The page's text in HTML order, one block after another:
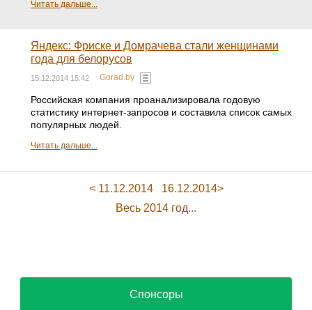
Читать дальше...
Яндекс: Фриске и Домрачева стали женщинами
года для белорусов
15.12.2014 15:42 Gorad.by
Российская компания проанализировала годовую
статистику интернет-запросов и составила список самых
популярных людей.
Читать дальше...
< 11.12.2014
16.12.2014>
Весь 2014 год...
Спонсоры